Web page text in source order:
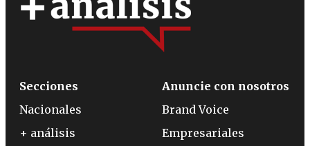
Secciones
Nacionales
+ análisis
Anuncie con nosotros
Brand Voice
Empresariales